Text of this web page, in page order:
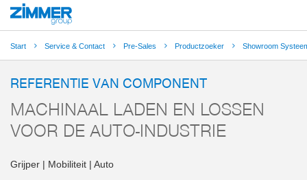
Start Service & Contact Pre-Sales Productzoeker Showroom
REFERENTIE VAN COMPONENT
MACHINAAL LADEN EN LOSSEN
VOOR DE AUTO-INDUSTRIE
Grijper | Mobiliteit | Auto